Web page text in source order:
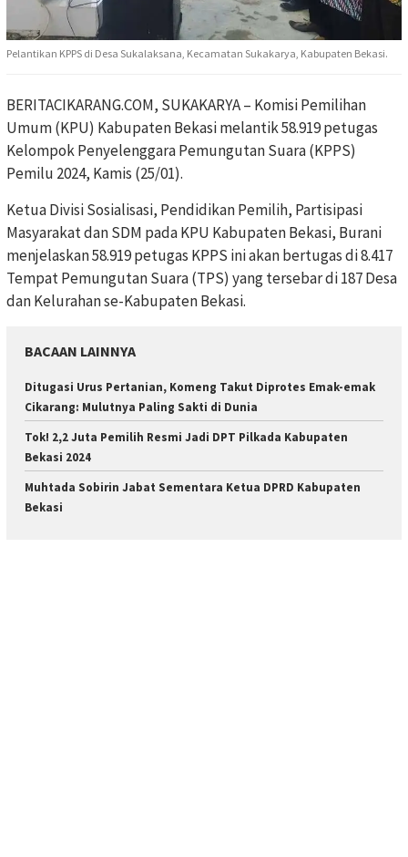
Pelantikan KPPS di Desa Sukalaksana, Kecamatan Sukakarya, Kabupaten Bekasi.
BERITACIKARANG.COM, SUKAKARYA – Komisi Pemilihan
Umum (KPU) Kabupaten Bekasi melantik 58.919 petugas
Kelompok Penyelenggara Pemungutan Suara (KPPS)
Pemilu 2024, Kamis (25/01).
Ketua Divisi Sosialisasi, Pendidikan Pemilih, Partisipasi
Masyarakat dan SDM pada KPU Kabupaten Bekasi, Burani
menjelaskan 58.919 petugas KPPS ini akan bertugas di 8.417
Tempat Pemungutan Suara (TPS) yang tersebar di 187 Desa
dan Kelurahan se-Kabupaten Bekasi.
BACAAN LAINNYA
Ditugasi Urus Pertanian, Komeng Takut Diprotes Emak-emak
Cikarang: Mulutnya Paling Sakti di Dunia
Tok! 2,2 Juta Pemilih Resmi Jadi DPT Pilkada Kabupaten
Bekasi 2024
Muhtada Sobirin Jabat Sementara Ketua DPRD Kabupaten
Bekasi